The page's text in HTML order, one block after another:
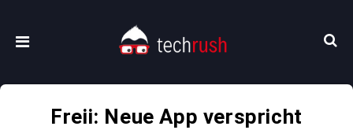
Freii: Neue App verspricht